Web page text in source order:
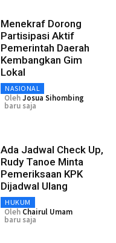
Menekraf Dorong
Partisipasi Aktif
Pemerintah Daerah
Kembangkan Gim
Lokal
NASIONAL
OlehJosua Sihombing
baru saja
Ada Jadwal Check Up,
Rudy Tanoe Minta
Pemeriksaan KPK
Dijadwal Ulang
HUKUM
Oleh Chairul Umam
baru saja